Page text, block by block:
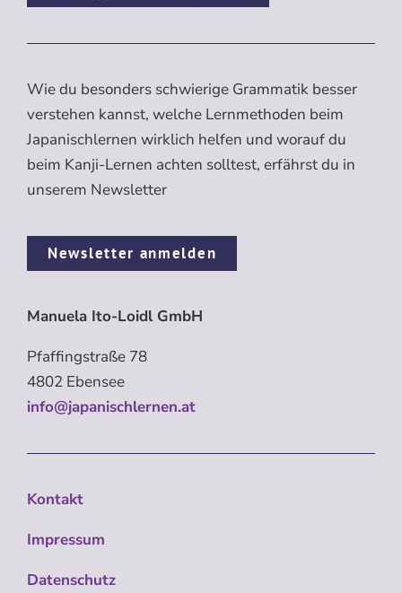
Wie du besonders schwierige Grammatik besser
verstehen kannst, welche Lernmethoden beim
Japanischlernen wirklich helfen und worauf du
beim Kanji-Lernen achten solltest, erfährst du in
unserem Newsletter
Newsletter anmelden
Manuela Ito-Loidl GmbH
Pfaffingstraße 78
4802 Ebensee
info@japanischlernen.at
Kontakt
Impressum
Datenschutz